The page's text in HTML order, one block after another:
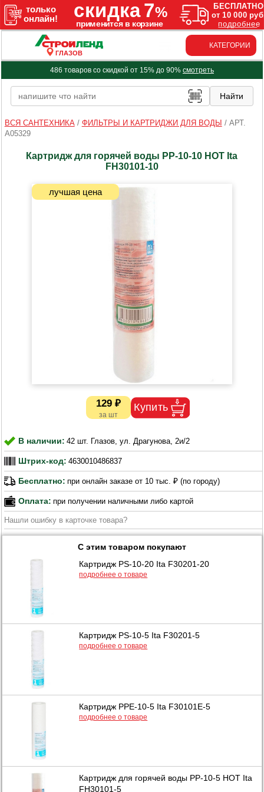
ГЛАЗОВ
КАТЕГОРИИ
486 товаров со скидкой от 15% до 90% смотреть
ВСЯ САНТЕХНИКА/ ФИЛЬТРЫ И КАРТРИДЖИ ДЛЯ ВОДЫ / АРТ.
A05329
Картридж для горячей воды РР-10-10 HOT Ita
FH30101-10
129 ₽
В наличии: 42 шт. Глазов, ул. Драгунова, 2и/2
Штрих-код: 4630010486837
Бесплатно: при онлайн заказе от 10 тыс. ₽ (по городу)
Оплата: при получении наличными либо картой
Нашли ошибку в карточке товара?
С этим товаром покупают
Картридж PS-10-20 Ita F30201-20
подробнее о товаре
Картридж PS-10-5 Ita F30201-5
подробнее о товаре
Картридж PPE-10-5 Ita F30101E-5
подробнее о товаре
Картридж для горячей воды РР-10-5 HOT Ita
FH30101-5